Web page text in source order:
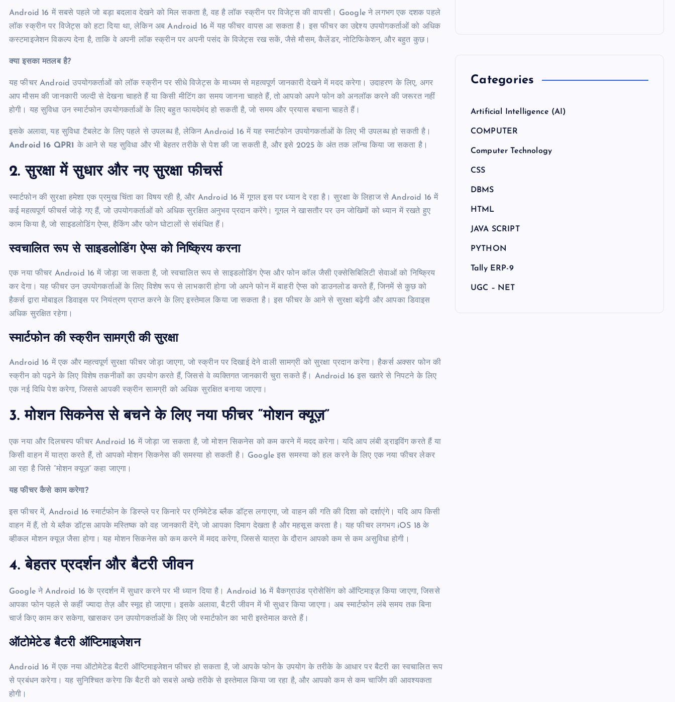
Android 16 में सबसे पहले जो बड़ा बदलाव देखने को मिल सकता है, वह है लॉक स्क्रीन पर विजेट्स की वापसी। Google ने लगभग एक दशक पहले
लॉक स्क्रीन पर विजेट्स को हटा दिया था, लेकिन अब Android 16 में यह फीचर वापस आ सकता है। इस फीचर का उद्देश्य उपयोगकर्ताओं को अधिक
कस्टमाइजेशन विकल्प देना है, ताकि वे अपनी लॉक स्क्रीन पर अपनी पसंद के विजेट्स रख सकें, जैसे मौसम, कैलेंडर, नोटिफिकेशन, और बहुत कुछ।
क्या इसका मतलब है?
यह फीचर Android उपयोगकर्ताओं को लॉक स्क्रीन पर सीधे विजेट्स के माध्यम से महत्वपूर्ण जानकारी देखने में मदद करेगा। उदाहरण के लिए, अगर
आप मौसम की जानकारी जल्दी से देखना चाहते हैं या किसी मीटिंग का समय जानना चाहते हैं, तो आपको अपने फोन को अनलॉक करने की जरूरत नहीं
होगी। यह सुविधा उन स्मार्टफोन उपयोगकर्ताओं के लिए बहुत फायदेमंद हो सकती है, जो समय और प्रयास बचाना चाहते हैं।
इसके अलावा, यह सुविधा टैबलेट के लिए पहले से उपलब्ध है, लेकिन Android 16 में यह स्मार्टफोन उपयोगकर्ताओं के लिए भी उपलब्ध हो सकती है।
Android 16 QPR1 के आने से यह सुविधा और भी बेहतर तरीके से पेश की जा सकती है, और इसे 2025 के अंत तक लॉन्च किया जा सकता है।
2.सुरक्षा में सुधार और नए सुरक्षा फीचर्स
स्मार्टफोन की सुरक्षा हमेशा एक प्रमुख चिंता का विषय रही है, और Android 16 में गूगल इस पर ध्यान दे रहा है। सुरक्षा के लिहाज से Android 16 में
कई महत्वपूर्ण फीचर्स जोड़े गए हैं, जो उपयोगकर्ताओं को अधिक सुरक्षित अनुभव प्रदान करेंगे। गूगल ने खासतौर पर उन जोखिमों को ध्यान में रखते हुए
काम किया है, जो साइडलोडिंग ऐप्स, हैकिंग और फोन घोटालों से संबंधित हैं।
स्वचालित रूप से साइडलोडिंग ऐप्स को निष्क्रिय करना
एक नया फीचर Android 16 में जोड़ा जा सकता है, जो स्वचालित रूप से साइडलोडिंग ऐप्स और फोन कॉल जैसी एक्सेसिबिलिटी सेवाओं को निष्क्रिय
कर देगा। यह फीचर उन उपयोगकर्ताओं के लिए विशेष रूप से लाभकारी होगा जो अपने फोन में बाहरी ऐप्स को डाउनलोड करते हैं, जिनमें से कुछ को
हैकर्स द्वारा मोबाइल डिवाइस पर नियंत्रण प्राप्त करने के लिए इस्तेमाल किया जा सकता है। इस फीचर के आने से सुरक्षा बढ़ेगी और आपका डिवाइस
अधिक सुरक्षित रहेगा।
स्मार्टफोन की स्क्रीन सामग्री की सुरक्षा
Android 16 में एक और महत्वपूर्ण सुरक्षा फीचर जोड़ा जाएगा, जो स्क्रीन पर दिखाई देने वाली सामग्री को सुरक्षा प्रदान करेगा। हैकर्स अक्सर फोन की
स्क्रीन को पढ़ने के लिए विशेष तकनीकों का उपयोग करते हैं, जिससे वे व्यक्तिगत जानकारी चुरा सकते हैं। Android 16 इस खतरे से निपटने के लिए
एक नई विधि पेश करेगा, जिससे आपकी स्क्रीन सामग्री को अधिक सुरक्षित बनाया जाएगा।
3.मोशन सिकनेस से बचने के लिए नया फीचर “मोशन क्यूज़”
एक नया और दिलचस्प फीचर Android 16 में जोड़ा जा सकता है, जो मोशन सिकनेस को कम करने में मदद करेगा। यदि आप लंबी ड्राइविंग करते हैं या
किसी वाहन में यात्रा करते हैं, तो आपको मोशन सिकनेस की समस्या हो सकती है। Google इस समस्या को हल करने के लिए एक नया फीचर लेकर
आ रहा है जिसे “मोशन क्यूज़” कहा जाएगा।
यह फीचर कैसे काम करेगा?
इस फीचर में, Android 16 स्मार्टफोन के डिस्प्ले पर किनारे पर एनिमेटेड ब्लैक डॉट्स लगाएगा, जो वाहन की गति की दिशा को दर्शाएंगे। यदि आप किसी
वाहन में हैं, तो ये ब्लैक डॉट्स आपके मस्तिष्क को वह जानकारी देंगे, जो आपका दिमाग देखता है और महसूस करता है। यह फीचर लगभग iOS 18 के
व्हीकल मोशन क्यूज़ जैसा होगा। यह मोशन सिकनेस को कम करने में मदद करेगा, जिससे यात्रा के दौरान आपको कम से कम असुविधा होगी।
4.बेहतर प्रदर्शन और बैटरी जीवन
Google ने Android 16 के प्रदर्शन में सुधार करने पर भी ध्यान दिया है। Android 16 में बैकग्राउंड प्रोसेसिंग को ऑप्टिमाइज़ किया जाएगा, जिससे
आपका फोन पहले से कहीं ज्यादा तेज़ और स्मूद हो जाएगा। इसके अलावा, बैटरी जीवन में भी सुधार किया जाएगा। अब स्मार्टफोन लंबे समय तक बिना
चार्ज किए काम कर सकेगा, खासकर उन उपयोगकर्ताओं के लिए जो स्मार्टफोन का भारी इस्तेमाल करते हैं।
ऑटोमेटेड बैटरी ऑप्टिमाइजेशन
Android 16 में एक नया ऑटोमेटेड बैटरी ऑप्टिमाइजेशन फीचर हो सकता है, जो आपके फोन के उपयोग के तरीके के आधार पर बैटरी का स्वचालित रूप
से प्रबंधन करेगा। यह सुनिश्चित करेगा कि बैटरी को सबसे अच्छे तरीके से इस्तेमाल किया जा रहा है, और आपको कम से कम चार्जिंग की आवश्यकता
होगी।
Categories
Artificial Intelligence (AI)
COMPUTER
Computer Technology
CSS
DBMS
HTML
JAVA SCRIPT
PYTHON
Tally ERP-9
UGC – NET